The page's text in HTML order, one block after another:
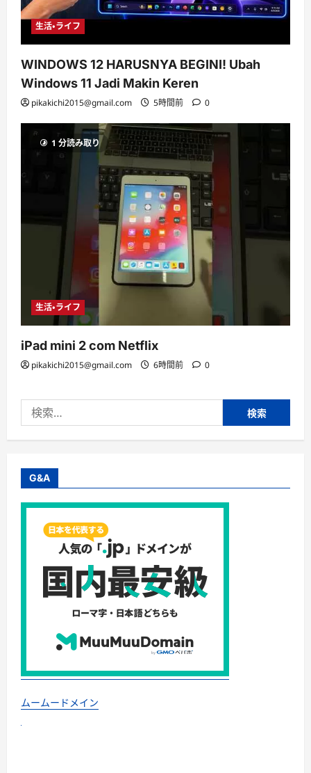
生活・ライフ
WINDOWS 12 HARUSNYA BEGINI! Ubah
Windows 11 Jadi Makin Keren
pikakichi2015@gmail.com 5時間前 0
1 分読み取り
生活・ライフ
iPad mini 2 com Netflix
pikakichi2015@gmail.com 6時間前 0
索:
G&A
ムームードメイン